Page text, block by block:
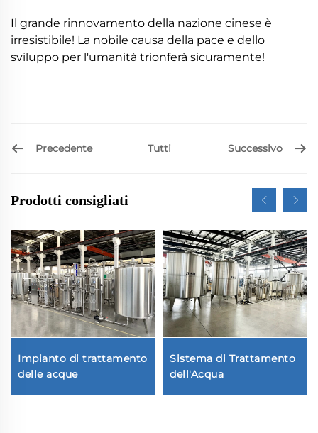
Il grande rinnovamento della nazione cinese è
irresistibile! La nobile causa della pace e dello
sviluppo per l'umanità trionferà sicuramente!
Precedente Tutti Successivo
Prodotti consigliati
Impianto di trattamento
delle acque
Sistema di Trattamento
dell'Acqua